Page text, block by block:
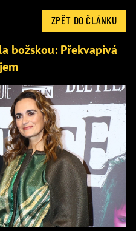
ZPĚT DO ČLÁNKU
božskou: Překvapivá